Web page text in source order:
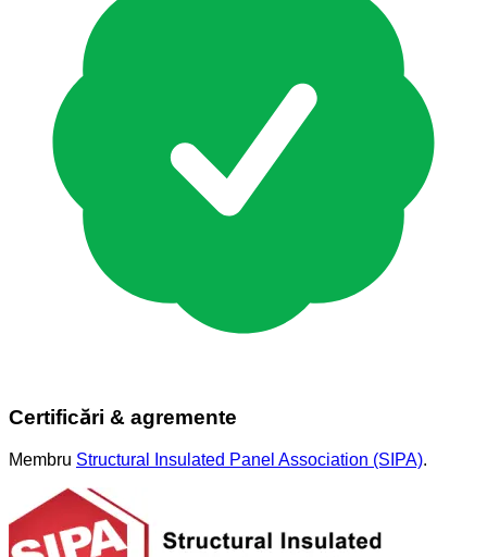
Certificări & agremente
Membru Structural Insulated Panel Association (SIPA).